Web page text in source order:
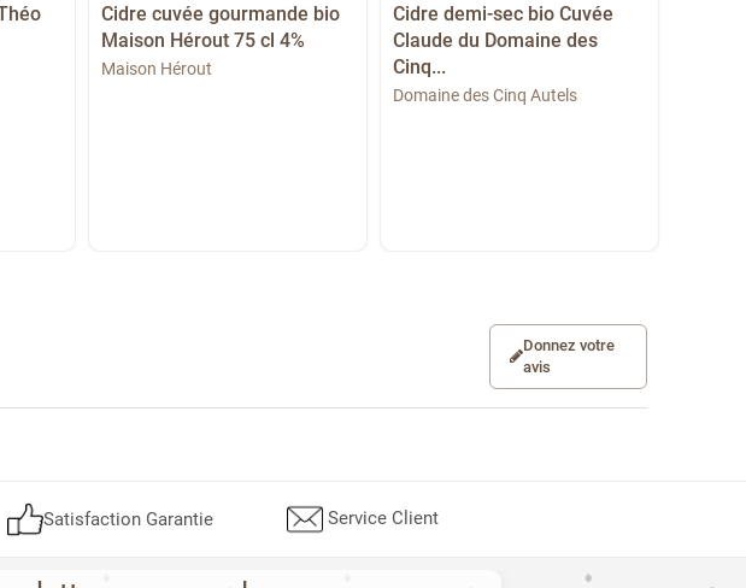
Cidre cuvée gourmande bio
Maison Hérout 75 cl 4%
Maison Hérout
Cidre demi-sec bio Cuvée
Claude du Domaine des
Cinq...
Domaine des Cinq Autels
Donnez votre
avis
Satisfaction Garantie Service Client